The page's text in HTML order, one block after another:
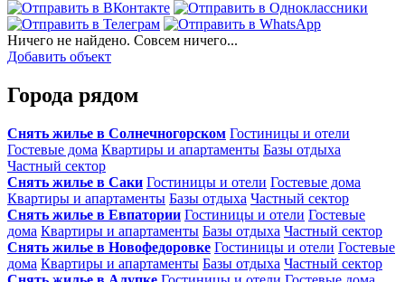
Ничего не найдено. Совсем ничего...
Добавить объект
Города рядом
Снять жилье в Солнечногорском Гостиницы и отели
Гостевые дома Квартиры и апартаменты Базы отдыха
Частный сектор
Снять жилье в Саки Гостиницы и отели Гостевые дома
Квартиры и апартаменты Базы отдыха Частный сектор
Снять жилье в Евпатории Гостиницы и отели Гостевые
дома Квартиры и апартаменты Базы отдыха Частный сектор
Снять жилье в Новофедоровке Гостиницы и отели Гостевые
дома Квартиры и апартаменты Базы отдыха Частный сектор